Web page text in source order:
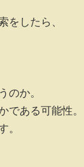
をしたら、
のか。
である可能性。
。